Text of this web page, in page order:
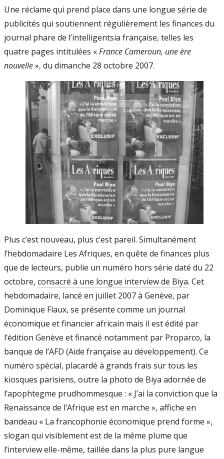
Une réclame qui prend place dans une longue série de
publicités qui soutiennent régulièrement les finances du
journal phare de l’intelligentsia française, telles les
quatre pages intitulées «France Cameroun, une ère
nouvelle», du dimanche 28 octobre 2007.
Plus c’est nouveau, plus c’est pareil. Simultanément
l’hebdomadaire Les Afriques, en quête de finances plus
que de lecteurs, publie un numéro hors série daté du 22
octobre, consacré à une longue interview de Biya. Cet
hebdomadaire, lancé en juillet 2007 à Genève, par
Dominique Flaux, se présente comme un journal
économique et financier africain mais il est édité par
l’édition Genève et financé notamment par Proparco, la
banque de l’AFD (Aide française au développement). Ce
numéro spécial, placardé à grands frais sur tous les
kiosques parisiens, outre la photo de Biya adornée de
l’apophtegme prudhommesque : « J’ai la conviction que la
Renaissance de l’Afrique est en marche », affiche en
bandeau « La francophonie économique prend forme »,
slogan qui visiblement est de la même plume que
l’interview elle-même, taillée dans la plus pure langue